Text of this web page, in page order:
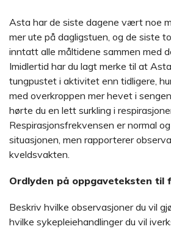
Asta har de siste dagene vært noe
mer ute på dagligstuen, og de siste
inntatt alle måltidene sammen med
Imidlertid har du lagt merke til at
tungpustet i aktivitet enn tidligere,
med overkroppen mer hevet i
hørte du en lett surkling i
Respirasjonsfrekvensen er normal
situasjonen, men rapporterer
kveldsvakten.
Ordlyden på oppgaveteksten til
Beskriv hvilke observasjoner du vil
hvilke sykepleiehandlinger du vil